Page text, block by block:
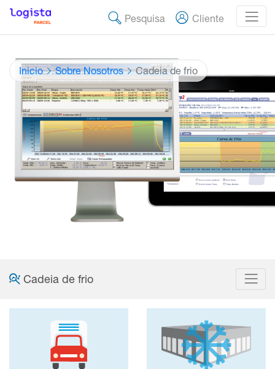
Pesquisa Cliente
Inicio Sobre Nosotros Cadeia de frio
Cadeia de frio